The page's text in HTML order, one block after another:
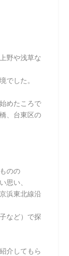
野や浅草な
でした。
めたころで
、台東区の
のの
思い、
浜東北線沿
など）で探
介してもら